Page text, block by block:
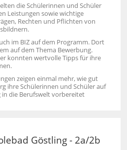
die Schülerinnen und Schüler
Leistungen sowie wichtige
Rechten und Pflichten von
im BIZ auf dem Programm. Dort
auf dem Thema Bewerbung.
konnten wertvolle Tipps für ihre
zeigen einmal mehr, wie gut
ihre Schülerinnen und Schüler auf
in die Berufswelt vorbereitet
Göstling - 2a/2b